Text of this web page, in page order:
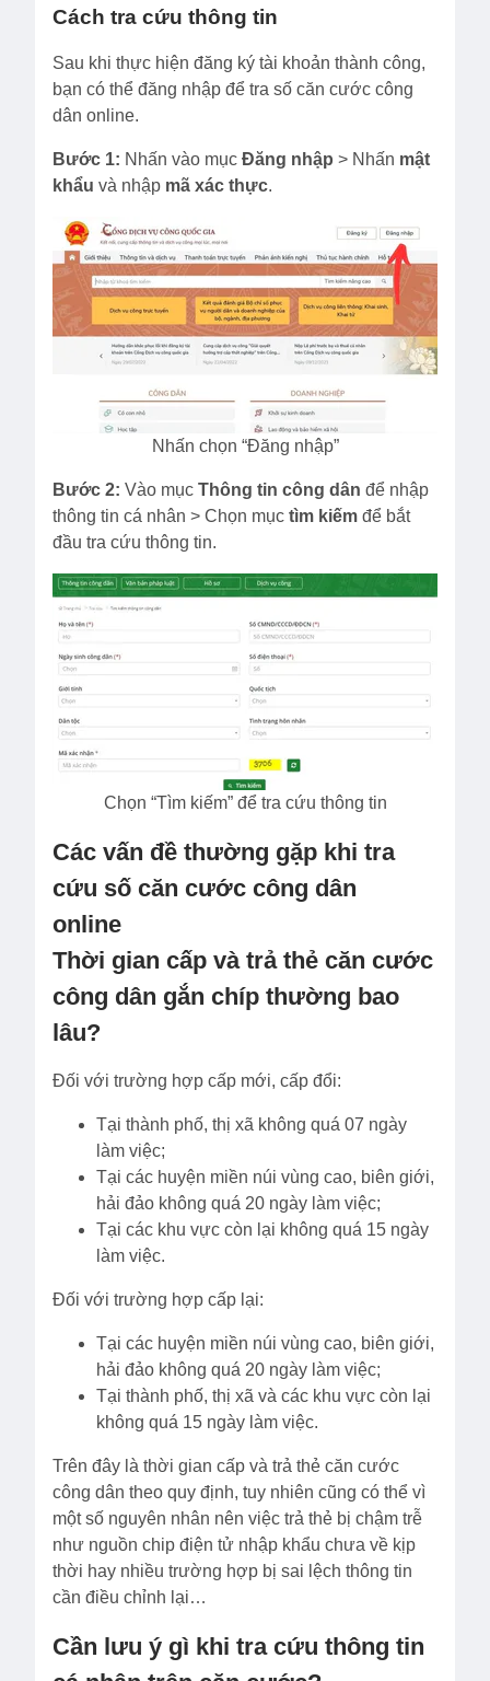
Cách tra cứu thông tin
Sau khi thực hiện đăng ký tài khoản thành công,
bạn có thể đăng nhập để tra số căn cước công
dân online.
Bước 1: Nhấn vào mục Đăng nhập > Nhấn mật
khẩu và nhập mã xác thực.
Nhấn chọn “Đăng nhập”
Bước 2: Vào mục Thông tin công dân để nhập
thông tin cá nhân > Chọn mục tìm kiếm để bắt
đầu tra cứu thông tin.
Chọn “Tìm kiếm” để tra cứu thông tin
Các vấn đề thường gặp khi tra
cứu số căn cước công dân
online
Thời gian cấp và trả thẻ căn cước
công dân gắn chíp thường bao
lâu?
Đối với trường hợp cấp mới, cấp đổi:
Tại thành phố, thị xã không quá 07 ngày
làm việc;
Tại các huyện miền núi vùng cao, biên giới,
hải đảo không quá 20 ngày làm việc;
Tại các khu vực còn lại không quá 15 ngày
làm việc.
Đối với trường hợp cấp lại:
Tại các huyện miền núi vùng cao, biên giới,
hải đảo không quá 20 ngày làm việc;
Tại thành phố, thị xã và các khu vực còn lại
không quá 15 ngày làm việc.
Trên đây là thời gian cấp và trả thẻ căn cước
công dân theo quy định, tuy nhiên cũng có thể vì
một số nguyên nhân nên việc trả thẻ bị chậm trễ
như nguồn chip điện tử nhập khẩu chưa về kịp
thời hay nhiều trường hợp bị sai lệch thông tin
cần điều chỉnh lại…
Cần lưu ý gì khi tra cứu thông tin